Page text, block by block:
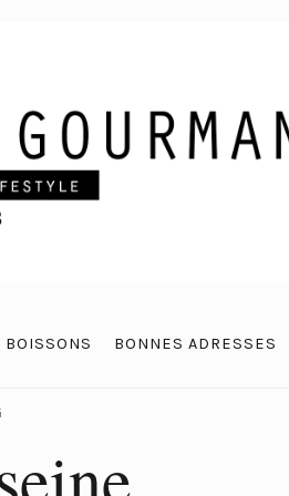
BOISSONS BONNES ADRESSES